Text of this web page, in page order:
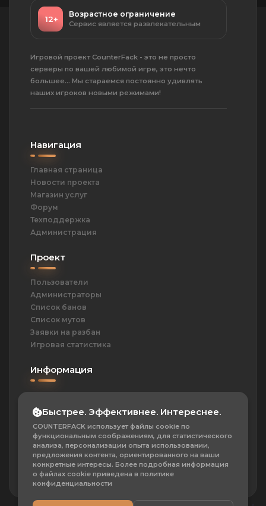
12+
Возрастное ограничение
Сервис является развлекательным
Игровой проект CounterFack - это не просто
серверы по вашей любимой игре, это нечто
большее... Мы стараемся постоянно удивлять
наших игроков новыми режимами!
Навигация
Главная страница
Новости проекта
Магазин услуг
Форум
Техподдержка
Администрация
Проект
Пользователи
Администраторы
Список банов
Список мутов
Заявки на разбан
Игровая статистика
Информация
ОПД
Политика
Контакты
Частые вопросы
О проекте
Сотрудничество
Быстрее. Эффективнее. Интереснее.
COUNTERFACK использует файлы cookie по
функциональным соображениям, для статистического
анализа, персонализации опыта использовании,
предложения контента, ориентированного на ваши
конкретные интересы. Более подробная информация
о файлах cookie приведена в политике
конфиденциальности